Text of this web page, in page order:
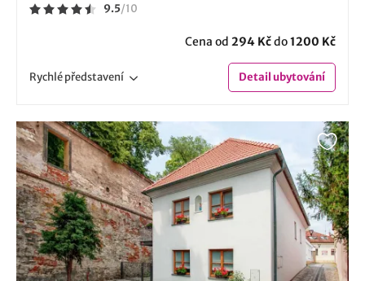
9.5/10
Cena od 294 Kčdo1200 Kč
Rychlépředstavení Detailubytování